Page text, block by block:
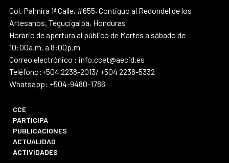
Col. Palmira 1ª Calle, #655, Contiguo al Redondel de los
Artesanos, Tegucigalpa, Honduras
Horario de apertura al público de Martes a sábado de
10:00a.m. a 8:00p.m
Correo electrónico : info.ccet@aecid.es
Teléfono:+504 2238-2013/ +504 2238-5332
Whatsapp: +504-9480-1786
CCE
PARTICIPA
PUBLICACIONES
ACTUALIDAD
ACTIVIDADES